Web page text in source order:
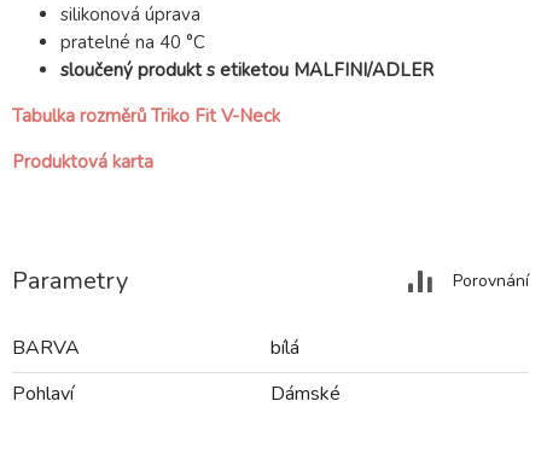
silikonová úprava
pratelné na 40 °C
sloučený produkt s etiketou MALFINI/ADLER
Tabulka rozměrů Triko Fit V-Neck
Produktová karta
Parametry Porovnání
BARVA
bílá
Pohlaví
Dámské